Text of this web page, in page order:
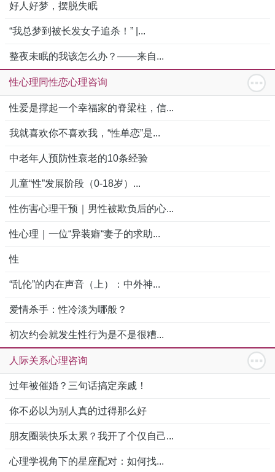
好人好梦，摆脱失眠
“我总梦到被长发女子追杀！” |...
整夜未眠的我该怎么办？——来自...
性心理同性恋心理咨询
性爱是撑起一个幸福家的脊梁柱，信...
我就喜欢你不喜欢我，“性单恋”是...
中老年人预防性衰老的10条经验
儿童“性”发展阶段（0-18岁）...
性伤害心理干预｜男性被欺负后的心...
性心理｜一位“异装癖“妻子的求助...
性
“乱伦”的内在声音（上）：中外神...
爱情杀手：性冷淡为哪般？
初次约会就发生性行为是不是很糟...
人际关系心理咨询
过年被催婚？三句话搞定亲戚！
你不必以为别人真的过得那么好
朋友圈装快乐太累？我开了个仅自己...
心理学视角下的星座配对：如何找...